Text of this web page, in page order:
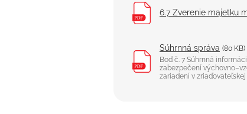
6.7 Zverenie majetku
Súhrnná správa (80 KB)
Bod č. 7 Súhrnná
zabezpečení
zariadení v